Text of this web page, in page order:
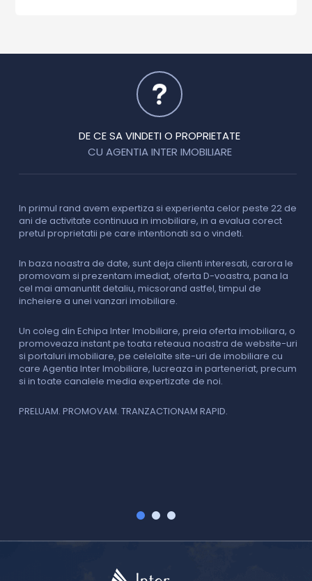
DE CE SA VINDETI O PROPRIETATE
CU AGENTIA INTER IMOBILIARE
In primul rand avem expertiza si experienta celor peste 22 de
ani de activitate continuua in imobiliare, in a evalua corect
pretul proprietatii pe care intentionati sa o vindeti.
In baza noastra de date, sunt deja clienti interesati, carora le
promovam si prezentam imediat, oferta D-voastra, pana la
cel mai amanuntit detaliu, micsorand astfel, timpul de
incheiere a unei vanzari imobiliare.
Un coleg din Echipa Inter Imobiliare, preia oferta imobiliara, o
promoveaza instant pe toata reteaua noastra de website-uri
si portaluri imobiliare, pe celelalte site-uri de imobiliare cu
care Agentia Inter Imobiliare, lucreaza in parteneriat, precum
si in toate canalele media expertizate de noi.
PRELUAM. PROMOVAM. TRANZACTIONAM RAPID.